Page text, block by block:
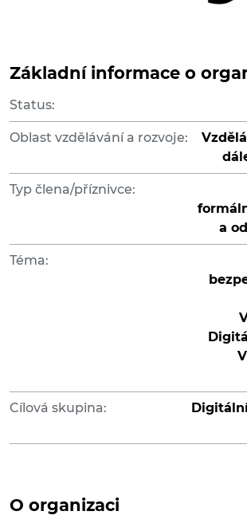
Základní informace o
Status:
Oblast vzdělávání a rozvoje:
Typ člena/příznivce:
a
Téma:
Cílová skupina:
O organizaci